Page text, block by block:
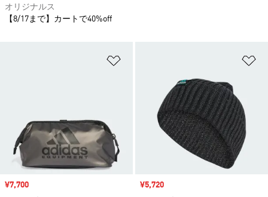
セール価格
¥7,700
セール価格
¥5,720
オリジナルス
【8/17まで】カートで40%off